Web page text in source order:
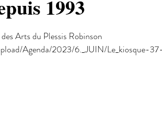
1993
Arts du Plessis Robinson
Agenda/2023/6._JUIN/Le_kiosque-